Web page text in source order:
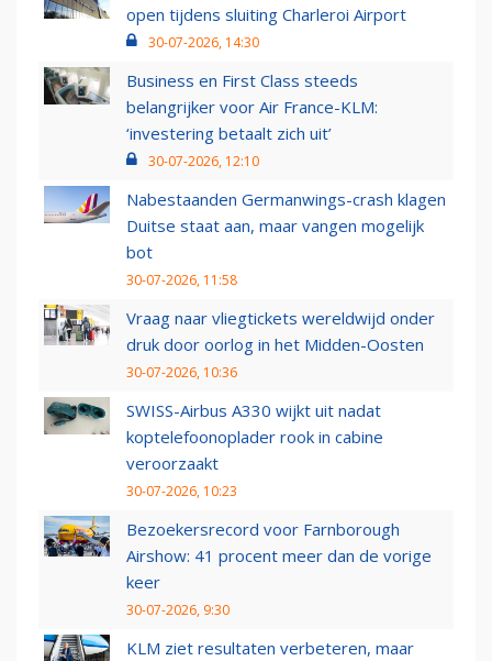
open tijdens sluiting Charleroi Airport
30-07-2026, 14:30
Business en First Class steeds
belangrijker voor Air France-KLM:
‘investering betaalt zich uit’
30-07-2026, 12:10
Nabestaanden Germanwings-crash klagen
Duitse staat aan, maar vangen mogelijk
bot
30-07-2026, 11:58
Vraag naar vliegtickets wereldwijd onder
druk door oorlog in het Midden-Oosten
30-07-2026, 10:36
SWISS-Airbus A330 wijkt uit nadat
koptelefoonoplader rook in cabine
veroorzaakt
30-07-2026, 10:23
Bezoekersrecord voor Farnborough
Airshow: 41 procent meer dan de vorige
keer
30-07-2026, 9:30
KLM ziet resultaten verbeteren, maar